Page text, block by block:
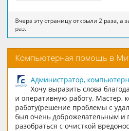
Вчера эту страницу открыли 2 раза, а
раз.
Компьютерная помощь в
Администратор,
Хочу выразить слова
и оперативную работу. Мастер,
работу(решение проблемы с
был очень доброжелательным и
разобраться с очисткой